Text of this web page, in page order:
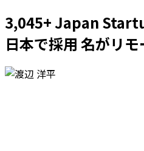
3,045+ Japan
日本で採用 名がリ